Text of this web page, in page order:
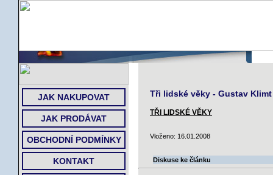
JAK NAKUPOVAT
JAK PRODÁVAT
OBCHODNÍ PODMÍNKY
KONTAKT
Tři lidské věky - Gustav Klimt
TŘI LIDSKÉ VĚKY
Vloženo: 16.01.2008
Diskuse ke článku